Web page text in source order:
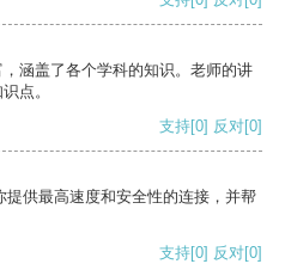
涵盖了各个学科的知识。老师的讲
点。
支持[0] 反对[0]
供最高速度和安全性的连接，并帮
支持[0] 反对[0]